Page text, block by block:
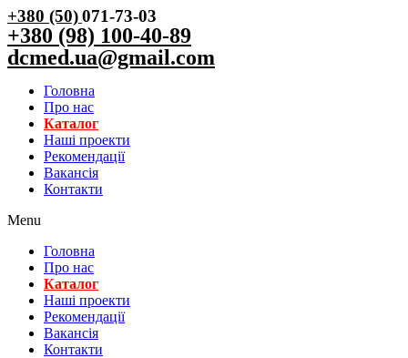
+380 (50)071-73-03
+380 (98) 100-40-89
dcmed.ua@gmail.com
Головна
Про нас
Каталог
Нашi проекти
Рекомендації
Вакансiя
Контакти
Menu
Головна
Про нас
Каталог
Нашi проекти
Рекомендації
Вакансiя
Контакти